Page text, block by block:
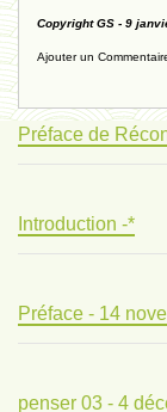
Copyright GS - 9
Ajouter un
Préface de
Introduction -*
Préface - 14
penser 03 - 4